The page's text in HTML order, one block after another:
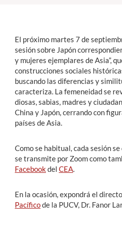
Funcionarios
Alumni
English
El próximo martes 7 de
sesión sobre Japón
y mujeres ejemplares de Asia”,
construcciones sociales
buscando las diferencias y
caracteriza. La femeneidad se
diosas, sabias, madres y
China y Japón, cerrando con
países de Asia.
Como se habitual, cada sesión
se transmite por Zoom como
Facebookdel CEA.
En la ocasión, expondrá el
Pacíficode la PUCV, Dr. Fanor